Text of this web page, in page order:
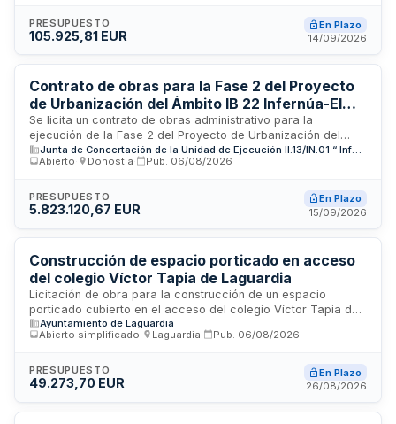
destinadas a mejorar la accesibilidad y movilidad sostenible
en el espacio público. El proyecto incluye la preparación del
acabados necesarios para la puesta en funcionamiento del
carril bici.
PRESUPUESTO
105.925,81 EUR
En Plazo
14/09/2026
Contrato de obras para la Fase 2 del Proyecto
de Urbanización del Ámbito IB 22 Infernúa-El
Infierno
Se licita un contrato de obras administrativo para la
ejecución de la Fase 2 del Proyecto de Urbanización del
Ámbito IB 22 denominado Infernúa-El Infierno. El contrato se
rige por la Ley de Contratos del Sector Público y normativa
ejecución constan en la Carátula del pliego. Las ofertas
deben ser iguales o inferiores al presupuesto indicado. Los
adjudicación resultante de la oferta económica. El contrato
podrá prorrogarse mediante resolución del órgano de
contratación.
Abierto
Donostia Pub. 06/08/2026
PRESUPUESTO
5.823.120,67 EUR
En Plazo
15/09/2026
Construcción de espacio porticado en acceso
del colegio Víctor Tapia de Laguardia
Licitación de obra para la construcción de un espacio
porticado cubierto en el acceso del colegio Víctor Tapia de
Laguardia, ubicado en Álava. El proyecto tiene como
finalidad proporcionar protección a los alumnos durante la
recreo cubierto adicional, mejorando la funcionalidad
general del colegio. El contrato es de tipo obra según la
Ayuntamiento de Laguardia
Abierto simplificado
Laguardia Pub. 06/08/2026
PRESUPUESTO
49.273,70 EUR
En Plazo
26/08/2026